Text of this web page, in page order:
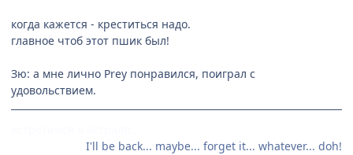
когда кажется - креститься надо.
главное чтоб этот пшик был!
Зю: а мне лично Prey понравился, поиграл с
удовольствием.
I'll be back... maybe... forget it... whatever... doh!